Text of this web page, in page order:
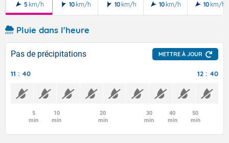
5 km/h 10 km/h 10 km/h 10 km/h 10 km/h
Pluie dans l'heure
Pas de précipitations METTRE À JOUR
11 : 40 12 : 40
5
min
10
min
20
min
30
min
40
min
50
min